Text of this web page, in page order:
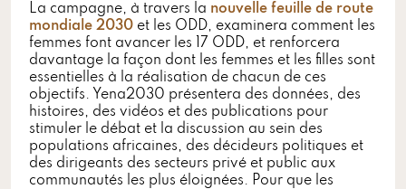
La campagne, à travers la nouvelle feuille de route
mondiale 2030 et les ODD, examinera comment les
femmes font avancer les 17 ODD, et renforcera
davantage la façon dont les femmes et les filles sont
essentielles à la réalisation de chacun de ces
objectifs. Yena2030 présentera des données, des
histoires, des vidéos et des publications pour
stimuler le débat et la discussion au sein des
populations africaines, des décideurs politiques et
des dirigeants des secteurs privé et public aux
communautés les plus éloignées. Pour que les